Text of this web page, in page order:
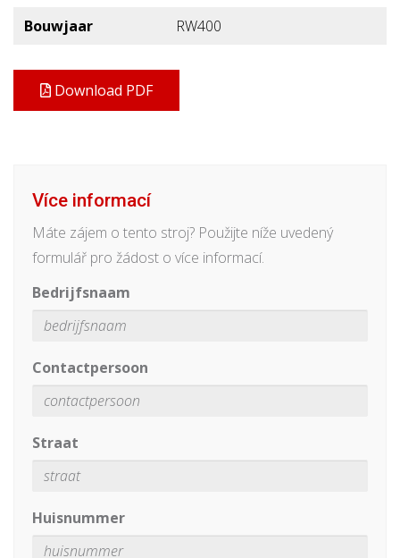
Bouwjaar
RW400
Download PDF
Více informací
Máte zájem o tento stroj? Použijte níže uvedený
formulář pro žádost o více informací.
Bedrijfsnaam
Contactpersoon
Straat
Huisnummer